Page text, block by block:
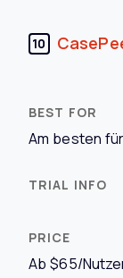
10
Am besten
Ab $65/